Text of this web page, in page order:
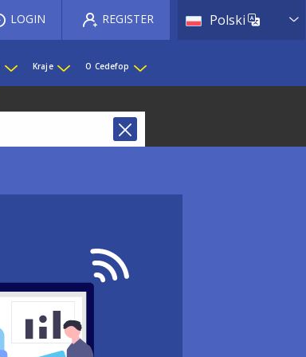
Polski List
LOGIN REGISTER
Kraje O Cedefop